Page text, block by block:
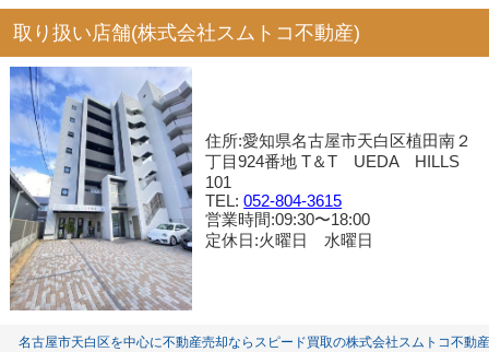
取り扱い店舗(株式会社スムトコ不動産)
住所:愛知県名古屋市天白区植田南２
丁目924番地 T＆T UEDA HILLS
101
TEL:052-804-3615
営業時間:09:30〜18:00
定休日:火曜日 水曜日
名古屋市天白区を中心に不動産売却ならスピード買取の株式会社スムトコ不動